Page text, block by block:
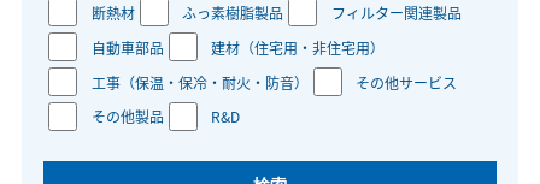
断熱材
ふっ素樹脂製品
フィルター関連製品
自動車部品
建材（住宅用・非住宅用）
工事（保温・保冷・耐火・防音）
その他サービス
その他製品
R&D